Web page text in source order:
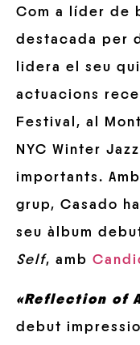
Com a líder de
destacada per
lidera el seu
actuacions
Festival, al
NYC Winter
importants.
grup, Casado
seu àlbum
Self, amb
«Reflection of
debut